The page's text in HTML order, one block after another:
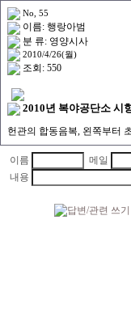
No, 55
이름: 행랑아범
분 류: 영양시사
2010/4/26(월)
조회: 550
2010년 복야공단소 시
헌관의 합동음복, 왼쪽부터
이름
메일
내용